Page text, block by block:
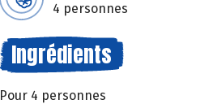
4 personnes
Ingrédients
Pour 4 personnes